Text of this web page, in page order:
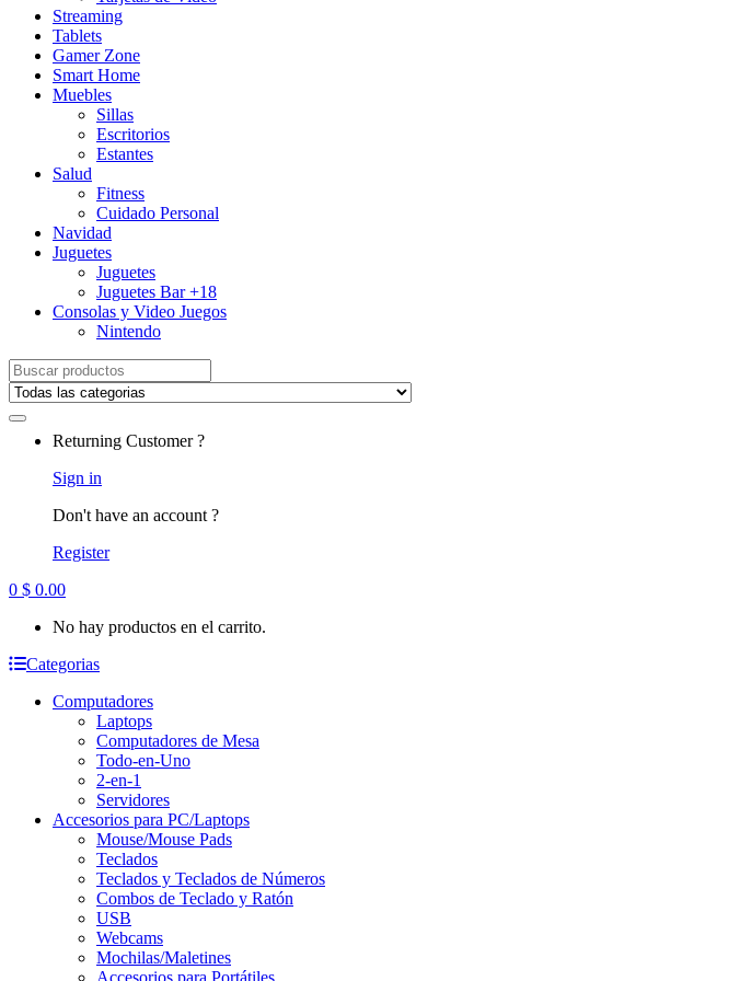
Streaming
Tablets
Gamer Zone
Smart Home
Muebles
Sillas
Escritorios
Estantes
Salud
Fitness
Cuidado Personal
Navidad
Juguetes
Juguetes
Juguetes Bar +18
Consolas y Video Juegos
Nintendo
Search for:
Returning Customer ?
Sign in
Don't have an account ?
Register
0 $ 0.00
No hay productos en el carrito.
Categorias
Computadores
Laptops
Computadores de Mesa
Todo-en-Uno
2-en-1
Servidores
Accesorios para PC/Laptops
Mouse/Mouse Pads
Teclados
Teclados y Teclados de Números
Combos de Teclado y Ratón
USB
Webcams
Mochilas/Maletines
Accesorios para Portátiles